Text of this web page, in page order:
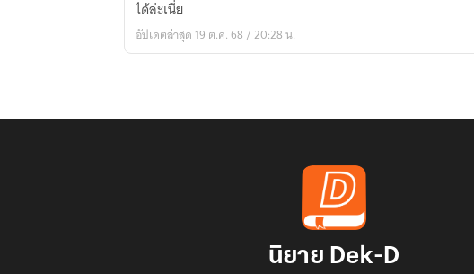
กาแฟ
|
ได้ล่ะเนี่ย
อัปเดตล่าสุด 19 ต.ค. 68 / 20:28 น.
นิยาย Dek-D